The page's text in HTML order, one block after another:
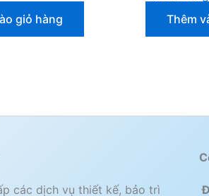
giỏ hàng
Thêm
các dịch vụ thiết kế, bảo trì